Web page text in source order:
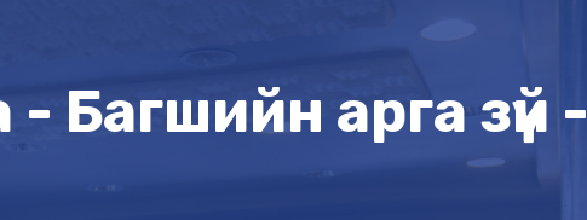
Багшийн арга зүй -